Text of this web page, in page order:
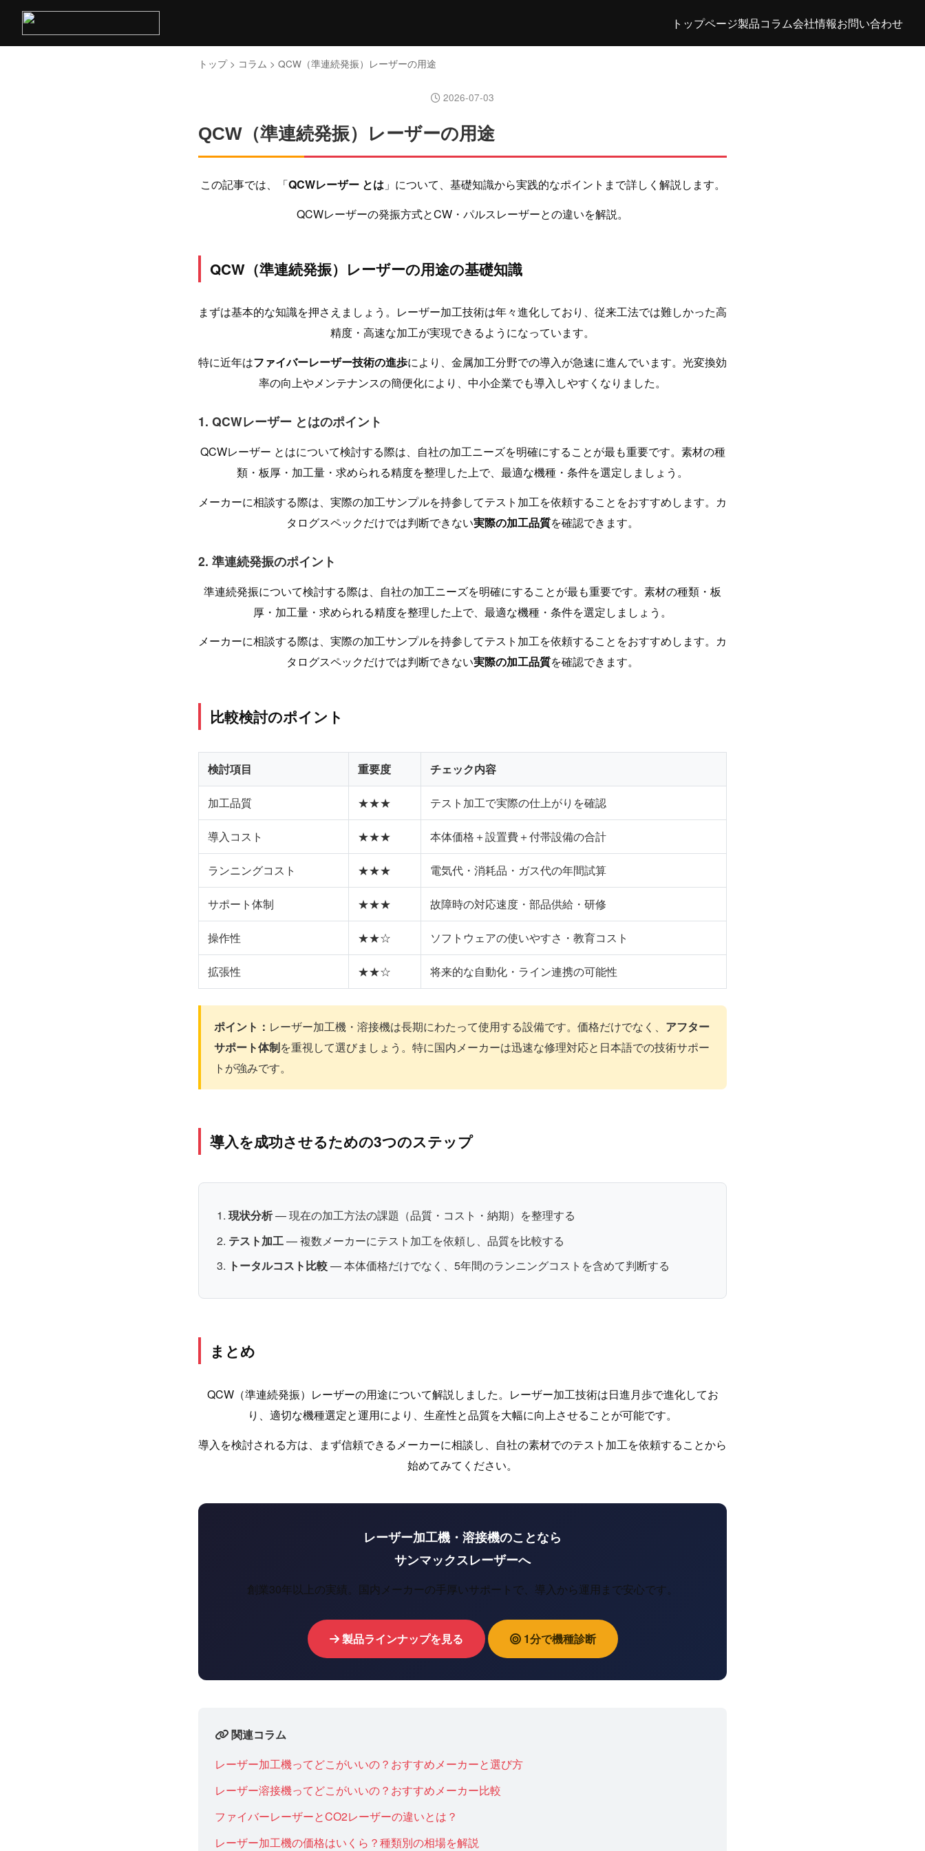
トップページ製品コラム会社情報お問い合わせ
トップ> コラム > QCW（準連続発振）レーザーの用途
2026-07-03
QCW（準連続発振）レーザーの用途
この記事では、「QCWレーザー とは」について、基礎知識から実践的なポイントまで詳しく解説します。
QCWレーザーの発振方式とCW・パルスレーザーとの違いを解説。
QCW（準連続発振）レーザーの用途の基礎知識
まずは基本的な知識を押さえましょう。レーザー加工技術は年々進化しており、従来工法では難しかった高
精度・高速な加工が実現できるようになっています。
特に近年はファイバーレーザー技術の進歩により、金属加工分野での導入が急速に進んでいます。光変換効
率の向上やメンテナンスの簡便化により、中小企業でも導入しやすくなりました。
1. QCWレーザー とはのポイント
QCWレーザー とはについて検討する際は、自社の加工ニーズを明確にすることが最も重要です。素材の種
類・板厚・加工量・求められる精度を整理した上で、最適な機種・条件を選定しましょう。
メーカーに相談する際は、実際の加工サンプルを持参してテスト加工を依頼することをおすすめします。カ
タログスペックだけでは判断できない実際の加工品質を確認できます。
2. 準連続発振のポイント
準連続発振について検討する際は、自社の加工ニーズを明確にすることが最も重要です。素材の種類・板
厚・加工量・求められる精度を整理した上で、最適な機種・条件を選定しましょう。
メーカーに相談する際は、実際の加工サンプルを持参してテスト加工を依頼することをおすすめします。カ
タログスペックだけでは判断できない実際の加工品質を確認できます。
比較検討のポイント
検討項目 重要度 チェック内容
加工品質 ★★★ テスト加工で実際の仕上がりを確認
導入コスト ★★★ 本体価格＋設置費＋付帯設備の合計
ランニングコスト ★★★ 電気代・消耗品・ガス代の年間試算
サポート体制 ★★★ 故障時の対応速度・部品供給・研修
操作性 ★★☆ ソフトウェアの使いやすさ・教育コスト
拡張性 ★★☆ 将来的な自動化・ライン連携の可能性
ポイント： レーザー加工機・溶接機は長期にわたって使用する設備です。価格だけでなく、 アフター
サポート体制を重視して選びましょう。特に国内メーカーは迅速な修理対応と日本語での技術サポー
トが強みです。
導入を成功させるための3つのステップ
現状分析— 現在の加工方法の課題（品質・コスト・納期）を整理する
テスト加工— 複数メーカーにテスト加工を依頼し、品質を比較する
トータルコスト比較— 本体価格だけでなく、5年間のランニングコストを含めて判断する
まとめ
QCW（準連続発振）レーザーの用途について解説しました。レーザー加工技術は日進月歩で進化してお
り、適切な機種選定と運用により、生産性と品質を大幅に向上させることが可能です。
導入を検討される方は、まず信頼できるメーカーに相談し、自社の素材でのテスト加工を依頼することから
始めてみてください。
レーザー加工機・溶接機のことなら
サンマックスレーザーへ
創業30年以上の実績。国内メーカーの手厚いサポートで、導入から運用まで安心です。
製品ラインナップを見る 1分で機種診断
関連コラム
レーザー加工機ってどこがいいの？おすすめメーカーと選び方
レーザー溶接機ってどこがいいの？おすすめメーカー比較
ファイバーレーザーとCO2レーザーの違いとは？
レーザー加工機の価格はいくら？種類別の相場を解説